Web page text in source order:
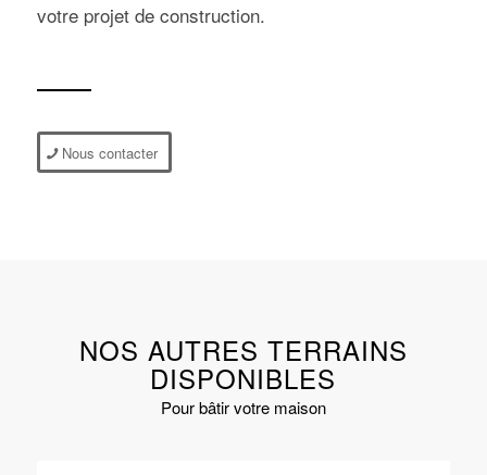
votre projet de construction.
Nous contacter
NOS AUTRES TERRAINS
DISPONIBLES
Pour bâtir votre maison